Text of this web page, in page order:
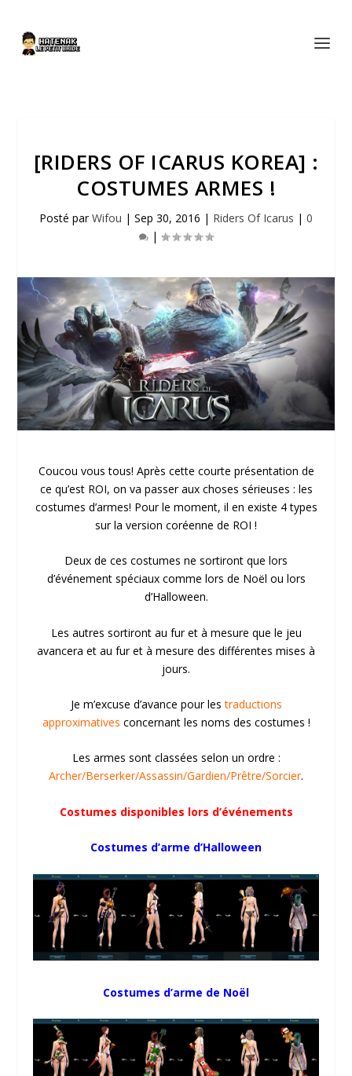
[RIDERS OF ICARUS KOREA] :
COSTUMES ARMES !
Posté parWifou | Sep 30, 2016 | Riders Of Icarus | 0
|
Coucou vous tous! Après cette courte présentation de
ce qu’est ROI, on va passer aux choses sérieuses : les
costumes d’armes! Pour le moment, il en existe 4 types
sur la version coréenne de ROI !
Deux de ces costumes ne sortiront que lors
d’événement spéciaux comme lors de Noël ou lors
d’Halloween.
Les autres sortiront au fur et à mesure que le jeu
avancera et au fur et à mesure des différentes mises à
jours.
Je m’excuse d’avance pour lestraductions
approximatives concernant les noms des costumes !
Les armes sont classées selon un ordre :
Archer/Berserker/Assassin/Gardien/Prêtre/Sorcier.
Costumes disponibles lors d’événements
Costumes d’arme d’Halloween
Costumes d’arme de Noël